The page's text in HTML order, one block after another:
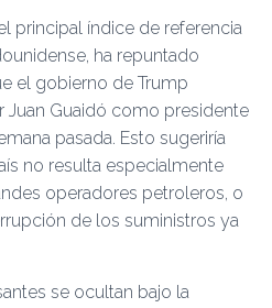
principal índice de referencia
ha repuntado
el gobierno de Trump
Guaidó como presidente
pasada. Esto sugeriría
no resulta especialmente
operadores petroleros, o
de los suministros ya
se ocultan bajo la